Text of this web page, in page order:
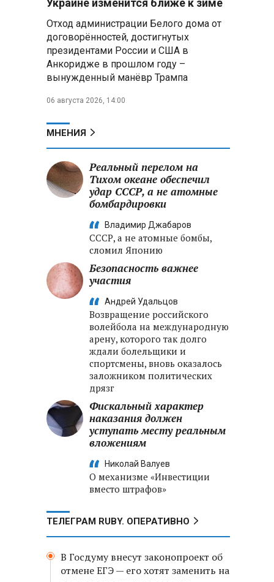
Президент Алжира готовится
к визиту в Беларусь — МИД
Алжира
300 жителей Курской области,
неизвестной
Второй энергоблок БелАЭС
вновь вышел на номинальную
мощность после диагностики
оборудования
Украине изменится ближе к зиме
Отход администрации Белого дома от
договорённостей, достигнутых
президентами России и США в
Анкоридже в прошлом году –
вынужденный манёвр Трампа
06 августа 2026, 14:00
МНЕНИЯ
Реальный перелом на
Тихом океане обеспечил
удар СССР, а не атомные
бомбардировки
Владимир Джабаров
СССР, а не атомные бомбы,
сломил Японию
Безопасность важнее
участия
Андрей Удальцов
Возвращение российского
волейбола на международную
арену, которого так долго
ждали болельщики и
спортсмены, вновь оказалось
заложником политических
дрязг
Фискальный характер
наказания должен
уступать месту реальным
вложениям
Николай Валуев
О механизме «Инвестиции
вместо штрафов»
ТЕЛЕГРАМ RUBY. ОПЕРАТИВНО
В Госдуму внесут законопроект об
отмене ЕГЭ — его хотят заменить на